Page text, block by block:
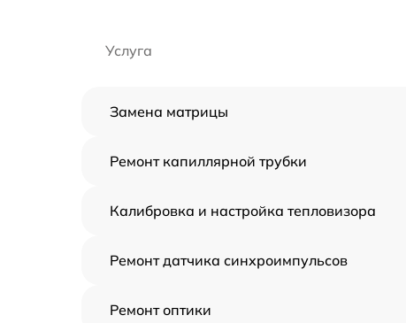
Услуга
Замена матрицы
Ремонт капиллярной трубки
Калибровка и настройка тепловизора
Ремонт датчика синхроимпульсов
Ремонт оптики